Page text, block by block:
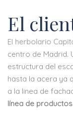
El
El herbolario
centro de Madrid.
estructura del
hasta la acera ya
a la linea de
línea de